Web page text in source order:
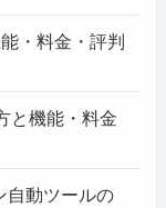
・料金・評判
と機能・料金
自動ツールの